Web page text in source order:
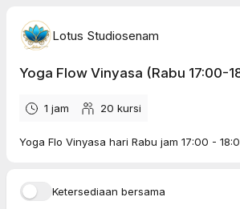
Lotus Studiosenam
Yoga Flow Vinyasa (Rabu 17:00-
1 jam 20 kursi
Yoga Flo Vinyasa hari Rabu jam 17:00 -
Ketersediaan bersama